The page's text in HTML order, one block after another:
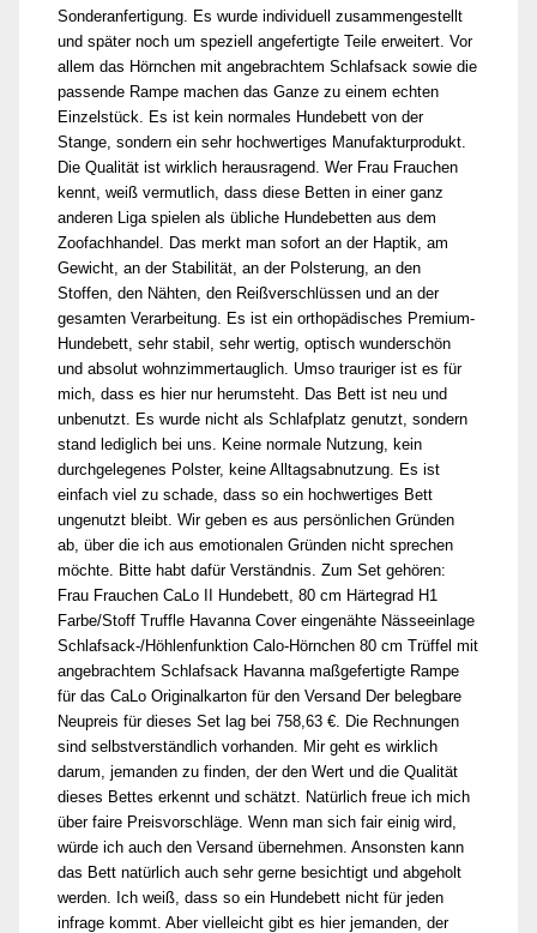
Sonderanfertigung. Es wurde individuell zusammengestellt
und später noch um speziell angefertigte Teile erweitert. Vor
allem das Hörnchen mit angebrachtem Schlafsack sowie die
passende Rampe machen das Ganze zu einem echten
Einzelstück. Es ist kein normales Hundebett von der
Stange, sondern ein sehr hochwertiges Manufakturprodukt.
Die Qualität ist wirklich herausragend. Wer Frau Frauchen
kennt, weiß vermutlich, dass diese Betten in einer ganz
anderen Liga spielen als übliche Hundebetten aus dem
Zoofachhandel. Das merkt man sofort an der Haptik, am
Gewicht, an der Stabilität, an der Polsterung, an den
Stoffen, den Nähten, den Reißverschlüssen und an der
gesamten Verarbeitung. Es ist ein orthopädisches Premium-
Hundebett, sehr stabil, sehr wertig, optisch wunderschön
und absolut wohnzimmertauglich. Umso trauriger ist es für
mich, dass es hier nur herumsteht. Das Bett ist neu und
unbenutzt. Es wurde nicht als Schlafplatz genutzt, sondern
stand lediglich bei uns. Keine normale Nutzung, kein
durchgelegenes Polster, keine Alltagsabnutzung. Es ist
einfach viel zu schade, dass so ein hochwertiges Bett
ungenutzt bleibt. Wir geben es aus persönlichen Gründen
ab, über die ich aus emotionalen Gründen nicht sprechen
möchte. Bitte habt dafür Verständnis. Zum Set gehören:
Frau Frauchen CaLo II Hundebett, 80 cm Härtegrad H1
Farbe/Stoff Truffle Havanna Cover eingenähte Nässeeinlage
Schlafsack-/Höhlenfunktion Calo-Hörnchen 80 cm Trüffel mit
angebrachtem Schlafsack Havanna maßgefertigte Rampe
für das CaLo Originalkarton für den Versand Der belegbare
Neupreis für dieses Set lag bei 758,63 €. Die Rechnungen
sind selbstverständlich vorhanden. Mir geht es wirklich
darum, jemanden zu finden, der den Wert und die Qualität
dieses Bettes erkennt und schätzt. Natürlich freue ich mich
über faire Preisvorschläge. Wenn man sich fair einig wird,
würde ich auch den Versand übernehmen. Ansonsten kann
das Bett natürlich auch sehr gerne besichtigt und abgeholt
werden. Ich weiß, dass so ein Hundebett nicht für jeden
infrage kommt. Aber vielleicht gibt es hier jemanden, der